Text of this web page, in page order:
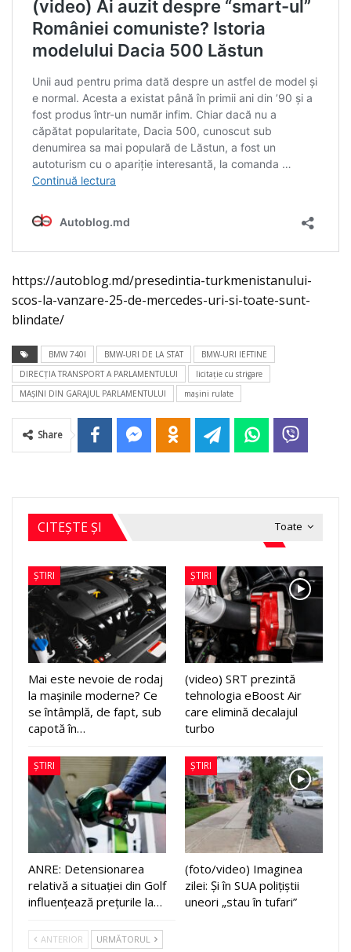
https://autoblog.md/presedintia-turkmenistanului-
scos-la-vanzare-25-de-mercedes-uri-si-toate-sunt-
blindate/
BMW 740I BMW-URI DE LA STAT
BMW-URI IEFTINE
DIRECȚIA TRANSPORT A PARLAMENTULUI
licitație cu strigare
MAŞINI DIN GARAJUL PARLAMENTULUI
maşini rulate
Share
Toate
CITEȘTE ȘI
ȘTIRI
Mai este nevoie de rodaj
la mașinile moderne? Ce
se întâmplă, de fapt, sub
capotă în…
ȘTIRI
(video) SRT prezintă
tehnologia eBoost Air
care elimină decalajul
turbo
ȘTIRI
ANRE: Detensionarea
relativă a situației din Golf
influențează prețurile la…
ȘTIRI
(foto/video) Imaginea
zilei: Și în SUA polițiștii
uneori „stau în tufari”
ANTERIOR URMĂTORUL